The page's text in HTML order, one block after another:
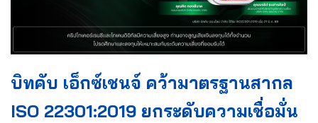
บิทคับ เอ็กซ์เชนจ์ คว้ามาตรฐานสากล
ISO 22301:2019 ยกระดับความเชื่อมั่น